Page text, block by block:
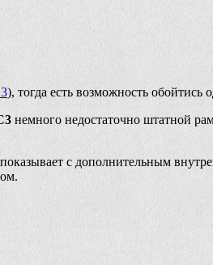
), тогда есть возможность
немного недостаточно штатной
с дополнительным